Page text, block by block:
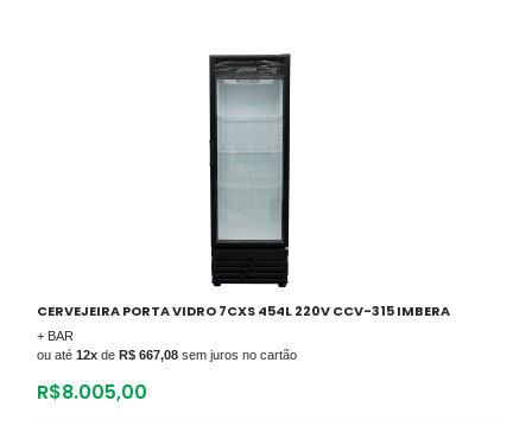
CERVEJEIRA PORTA VIDRO 7CXS 454L 220V CCV-315 IMBERA
+ BAR
ou até 12x de R$ 667,08 sem juros no cartão
R$8.005,00